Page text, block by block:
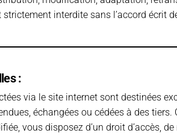
interdite sans l’accord écrit
:
via le site internet sont destinées
échangées ou cédées à des
vous disposez d’un droit d’accès,